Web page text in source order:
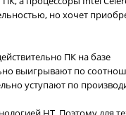
но хочет
ПК на базе
выигрывают по
уступают по